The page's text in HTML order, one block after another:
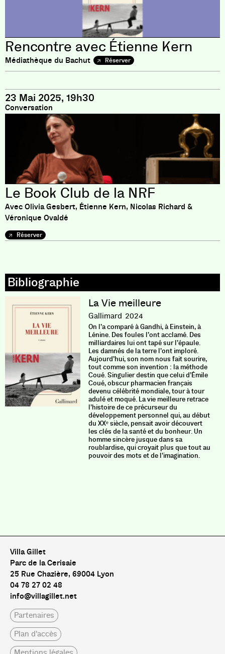
Rencontre avec Étienne Kern
Médiathèque du Bachut Réserver
23 Mai 2025, 19h30
Conversation
Le Book Club de la NRF
Avec Olivia Gesbert, Étienne Kern, Nicolas Richard &
Véronique Ovaldé
Réserver
La Vie meilleure
Gallimard 2024
On l’a comparé à Gandhi, à Einstein, à
Lénine. Des foules l’ont acclamé. Des
milliardaires lui ont tapé sur l’épaule.
Les damnés de la terre l’ont imploré.
Aujourd’hui, son nom nous fait sourire,
tout comme son invention : la méthode
Coué. Singulier destin que celui d’Émile
Coué, obscur pharmacien français
devenu célébrité mondiale, tour à tour
adulé et moqué. La vie meilleure retrace
l’histoire de ce précurseur du
développement personnel qui, au début
du XXᵉ siècle, pensait avoir découvert
les clés de la santé et du bonheur. Un
homme sincère jusque dans sa
roublardise, qui croyait plus que tout au
pouvoir des mots et de l’imagination.
Villa Gillet
Parc de la Cerisaie
25 Rue Chazière, 69004 Lyon
04 78 27 02 48
info@villagillet.net
Partenaires
Plan d'accès